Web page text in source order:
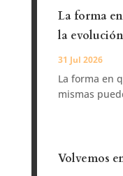
La forma
la
31 Jul 2026
La forma en
mismas
Volvemos